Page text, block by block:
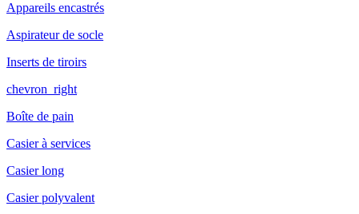
Appareils encastrés
Aspirateur de socle
Inserts de tiroirs
chevron_right
Boîte de pain
Casier à services
Casier long
Casier polyvalent